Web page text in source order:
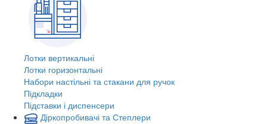
Лотки вертикальні
Лотки горизонтальні
Набори настільні та стакани для ручок
Підкладки
Підставки і диспенсери
Діркопробивачі та Степлери